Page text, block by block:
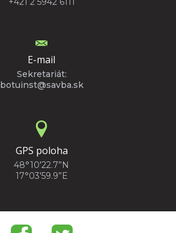
E-mail
Sekretariát:
botuinst@savba.sk
GPS poloha
48°10'22.7”N
17°03'59.9”E